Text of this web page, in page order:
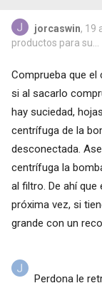
jorcaswin, 19
productos para su...
Comprueba que
si al sacarlo
hay suciedad,
centrífuga de la
desconectada.
centrífuga la
al filtro. De ahí
próxima vez, si
grande con un
Perdona le